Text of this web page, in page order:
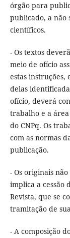
órgão para
publicado, a não
científicos.
- Os textos
meio de ofício
estas instruções,
delas
ofício, deverá
trabalho e a
do CNPq. Os
com as normas
publicação.
- Os originais
implica a cessão
Revista, que se
tramitação de
- A composição